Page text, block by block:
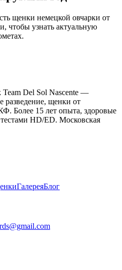
щенки немецкой овчарки от
чтобы узнать актуальную
Del Sol Nascente —
разведение, щенки от
Более 15 лет опыта, здоровые
HD/ED. Московская
ГалереяБлог